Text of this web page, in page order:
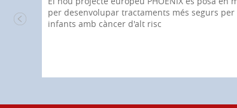
per desenvolupar tractaments més segurs per
infants amb càncer d'alt risc